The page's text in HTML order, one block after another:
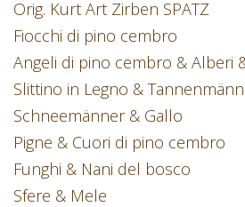
Orig. Kurt Art Zirben SPATZ
Fiocchi di pino cembro
Angeli di pino cembro & Alberi
Slittino in Legno &
Schneemänner & Gallo
Pigne & Cuori di pino cembro
Funghi & Nani del bosco
Sfere & Mele